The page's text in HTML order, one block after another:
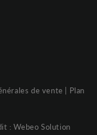
de vente | Plan
:Webeo Solution